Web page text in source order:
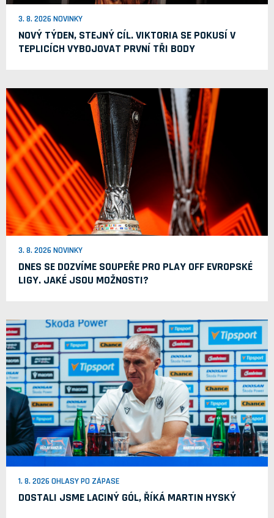
3. 8. 2026 NOVINKY
NOVÝ TÝDEN, STEJNÝ CÍL. VIKTORIA SE POKUSÍ V
TEPLICÍCH VYBOJOVAT PRVNÍ TŘI BODY
3. 8. 2026 NOVINKY
DNES SE DOZVÍME SOUPEŘE PRO PLAY OFF EVROPSKÉ
LIGY. JAKÉ JSOU MOŽNOSTI?
1. 8. 2026 OHLASY PO ZÁPASE
DOSTALI JSME LACINÝ GÓL, ŘÍKÁ MARTIN HYSKÝ